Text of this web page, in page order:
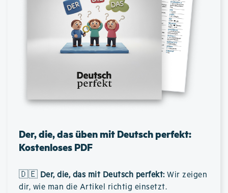
Der, die, das üben mit Deutsch perfekt:
Kostenloses PDF
🇩🇪 Der, die, das mit Deutsch perfekt: Wir zeigen
dir, wie man die Artikel richtig einsetzt.